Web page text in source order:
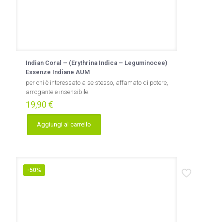
Indian Coral – (Erythrina Indica – Leguminocee)
Essenze Indiane AUM
per chi è interessato a se stesso, affamato di potere,
arrogante e insensibile.
19,90 €
Aggiungi al carrello
-50%